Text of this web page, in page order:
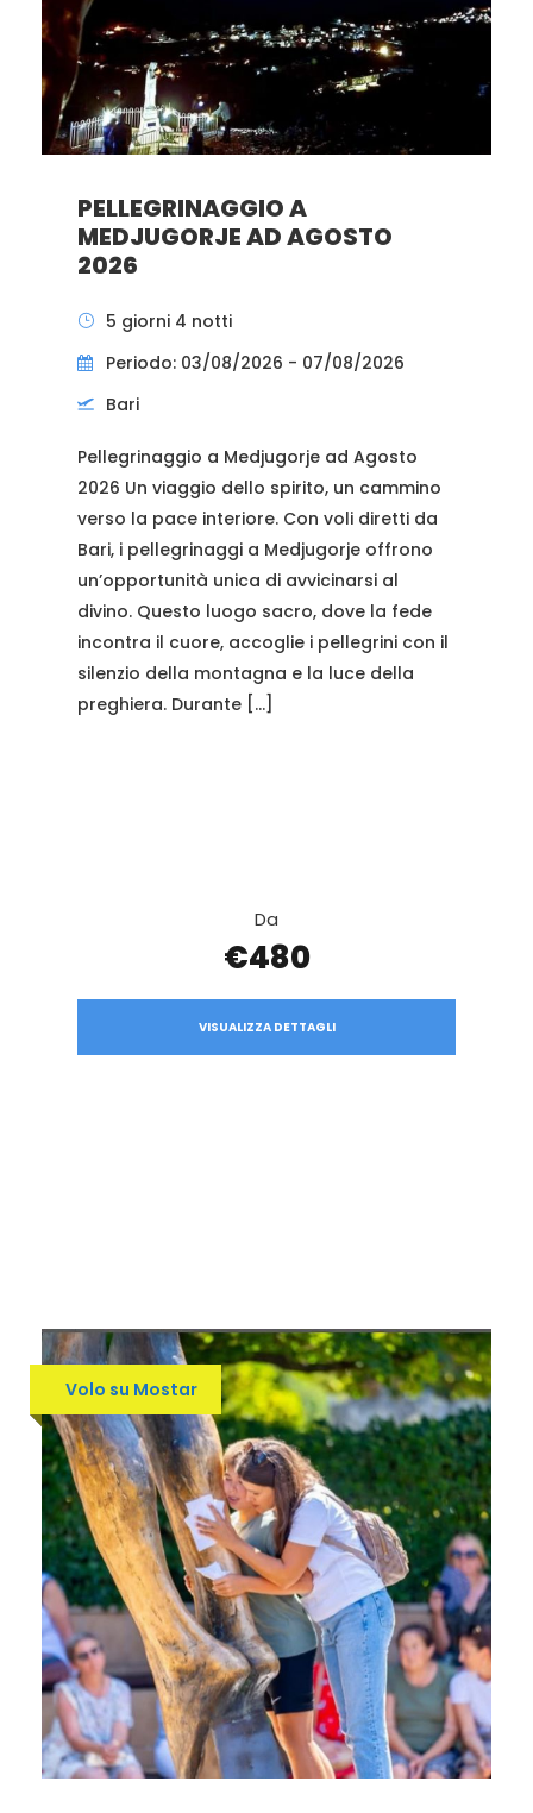
PELLEGRINAGGIO A
MEDJUGORJE AD AGOSTO
2026
5 giorni 4 notti
Periodo: 03/08/2026 - 07/08/2026
Bari
Pellegrinaggio a Medjugorje ad Agosto
2026 Un viaggio dello spirito, un cammino
verso la pace interiore. Con voli diretti da
Bari, i pellegrinaggi a Medjugorje offrono
un’opportunità unica di avvicinarsi al
divino. Questo luogo sacro, dove la fede
incontra il cuore, accoglie i pellegrini con il
silenzio della montagna e la luce della
preghiera. Durante […]
Da
€480
VISUALIZZA DETTAGLI
Volo su Mostar